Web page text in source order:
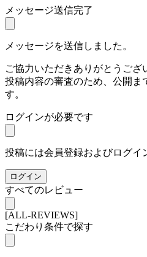
メッセージ送信完了
メッセージを送信しました。
ご協力いただきありがとうござ
投稿内容の審査のため、公開ま
す。
ログインが必要です
投稿には会員登録およびログイ
ログイン
すべてのレビュー
[ALL-REVIEWS]
こだわり条件で探す